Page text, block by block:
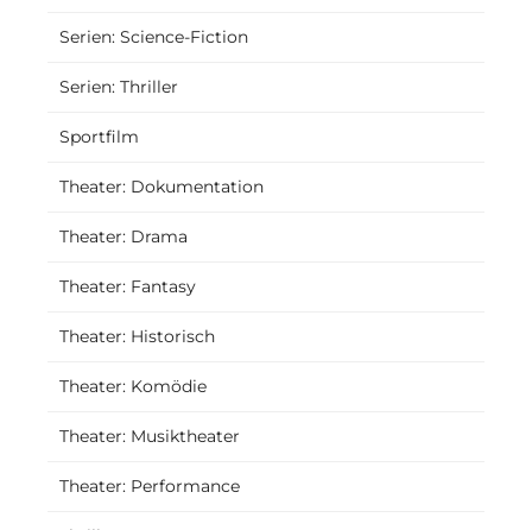
Serien: Science-Fiction
Serien: Thriller
Sportfilm
Theater: Dokumentation
Theater: Drama
Theater: Fantasy
Theater: Historisch
Theater: Komödie
Theater: Musiktheater
Theater: Performance